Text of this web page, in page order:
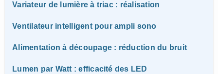
Variateur de lumière à triac : réalisation
Ventilateur intelligent pour ampli sono
Alimentation à découpage : réduction du bruit
Lumen par Watt : efficacité des LED